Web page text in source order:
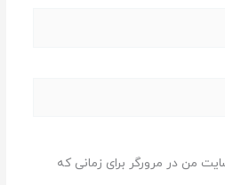
من در مرورگر برای زمانی که